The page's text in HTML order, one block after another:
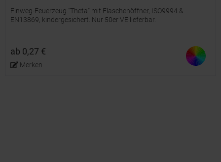
Einweg-Feuerzeug "Theta" mit Flaschenöffner, ISO9994 &
EN13869, kindergesichert. Nur 50er VE lieferbar.
ab 0,27 €
Merken